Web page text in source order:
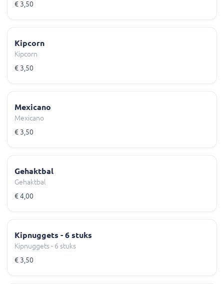
€ 3,50
Kipcorn
Kipcorn
€ 3,50
Mexicano
Mexicano
€ 3,50
Gehaktbal
Gehaktbal
€ 4,00
Kipnuggets - 6 stuks
Kipnuggets - 6 stuks
€ 3,50